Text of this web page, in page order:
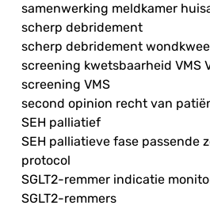
samenwerking meldkamer
scherp debridement
scherp debridement
screening kwetsbaarheid VMS
screening VMS
second opinion recht van
SEH palliatief
SEH palliatieve fase passende
protocol
SGLT2-remmer indicatie
SGLT2-remmers